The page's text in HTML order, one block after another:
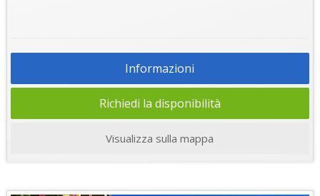
Informazioni
Richiedi la disponibilità
Visualizza sulla mappa